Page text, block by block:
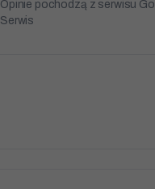
Opinie pochodzą z serwisu
Serwis